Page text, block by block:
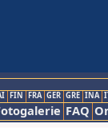
FIN FRA GER GRE INA
FAQ